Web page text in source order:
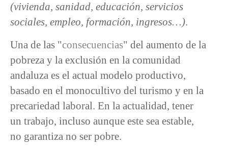
(vivienda, sanidad, educación, servicios
sociales, empleo, formación, ingresos…).
Una de las "consecuencias" del aumento de la
pobreza y la exclusión en la comunidad
andaluza es el actual modelo productivo,
basado en el monocultivo del turismo y en la
precariedad laboral. En la actualidad, tener
un trabajo, incluso aunque este sea estable,
no garantiza no ser pobre.